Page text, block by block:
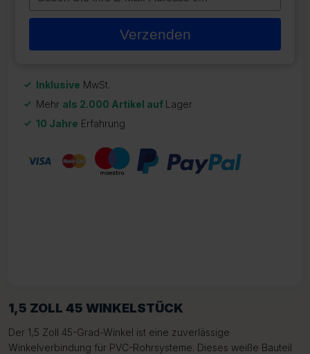
1,5 ZOLL 45 WINKELSTÜCK
Der 1,5 Zoll 45-Grad-Winkel ist eine zuverlässige
Winkelverbindung für PVC-Rohrsysteme. Dieses weiße Bauteil
Inklusive MwSt.
Mehr als 2.000 Artikel auf Lager
10 Jahre Erfahrung
e-
in
Verzenden